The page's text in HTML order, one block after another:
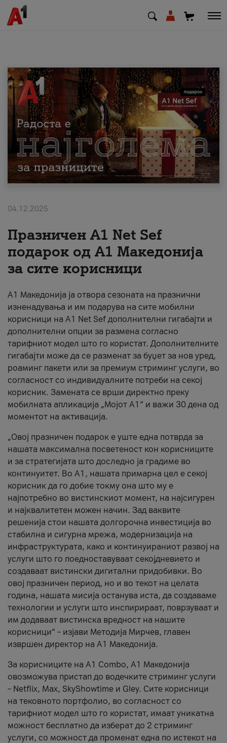
МК EN SQ
Приватни Деловни
Поддршка
Надополни кредит
За нас
#ПодобарОнлајн
04.12.2025
Празничен A1 Net Sеf
подарок од А1 Македонија
за сите корисници
А1 Македонија ја отвора сезоната на празнични
изненадувања и им подарува на сите мобилни
корисници на A1 Net Sef дополнителни гигабајти и
дополнителни опции за размена согласно
тарифниот модел што го користат. Дополнителните
гигабајти може да се разменат за буџет за нов уред,
роаминг пакети или за премиум стриминг услуги, во
согласност со индивидуалните потреби на секој
корисник. Замената се врши директно преку
мобилната апликација „Мојот А1“ и важи 30 дена од
моментот на активација.
„Овој празничен подарок е уште една потврда за
нашата максимална посветеност кон корисниците
и за стратегијата што доследно ја градиме во
континуитет. Во А1, нашата примарна цел е секој
корисник да го добие токму она што му е
најпотребно во вистинскиот момент, на најсигурен
и најквалитетен можен начин. Зад ваквите
решенија стои нашата долгорочна инвестиција во
стабилна и сигурна мрежа, модернизација на
инфраструктурата, како и континуираниот развој на
услуги што го поедноставуваат секојдневието и
создаваат вистински дигитални придобивки. Во
овој празничен период, но и во текот на целата
година, нашата мисија останува иста, да создаваме
технологии и услуги што инспирираат, поврзуваат и
им додаваат вистинска вредност на нашите
корисници“ – изјави Методија Мирчев, главен
извршен директор на А1 Македонија.
За корисниците на A1 Combo, А1 Македонија
овозможува пристап до водечките стриминг услуги
– Netflix, Max, SkyShowtime и Gley. Сите корисници
на тековното портфолио, во согласност со
тарифниот модел што го користат, имаат уникатна
можност бесплатно да изберат до 2 стриминг
услуги, со можност да променат една по истекот на